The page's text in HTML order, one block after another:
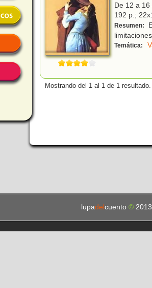
De 12 a 16
192 p.;
Resumen:
Temática:
Mostrando del 1 al 1 de 1 resultado.
lupadel cuento ©